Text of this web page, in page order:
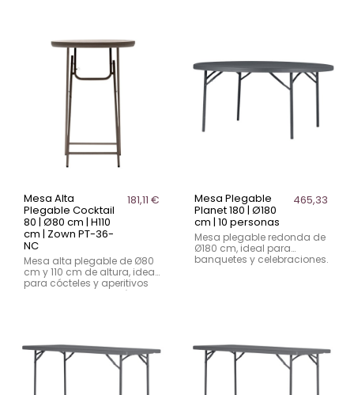
eventos y hostelería.
Mesa Alta
Plegable Cocktail
80 | Ø80 cm | H110
cm | Zown PT-36-
NC
181,11 €
Mesa alta plegable de Ø80
cm y 110 cm de altura, ideal
para cócteles y aperitivos
en eventos y hostelería.
Mesa Plegable
Planet 180 | Ø180
cm | 10 personas
465,33 €
Mesa plegable redonda de
Ø180 cm, ideal para
banquetes y celebraciones.